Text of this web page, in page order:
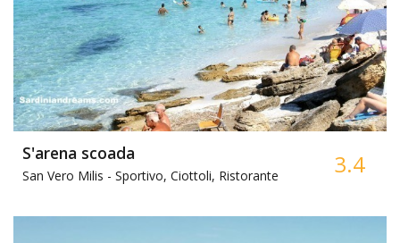
S'arena scoada
San Vero Milis - Sportivo, Ciottoli, Ristorante 3.4